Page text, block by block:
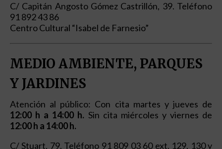
C/ Capitán Angosto Gómez Castrillón, 39. Teléfono
91 892 43 86
Centro Cultural “Isabel de Farnesio”
MEDIO AMBIENTE, PARQUES
Y JARDINES
Atención al público: Con cita martes y jueves de
12:00 h a 14:00 h. Sin cita miércoles y viernes de
12:00 h a 14:00 h.
C/ Stuart, 79. Teléfono 91 809 03 60 ext. 129, 130 y